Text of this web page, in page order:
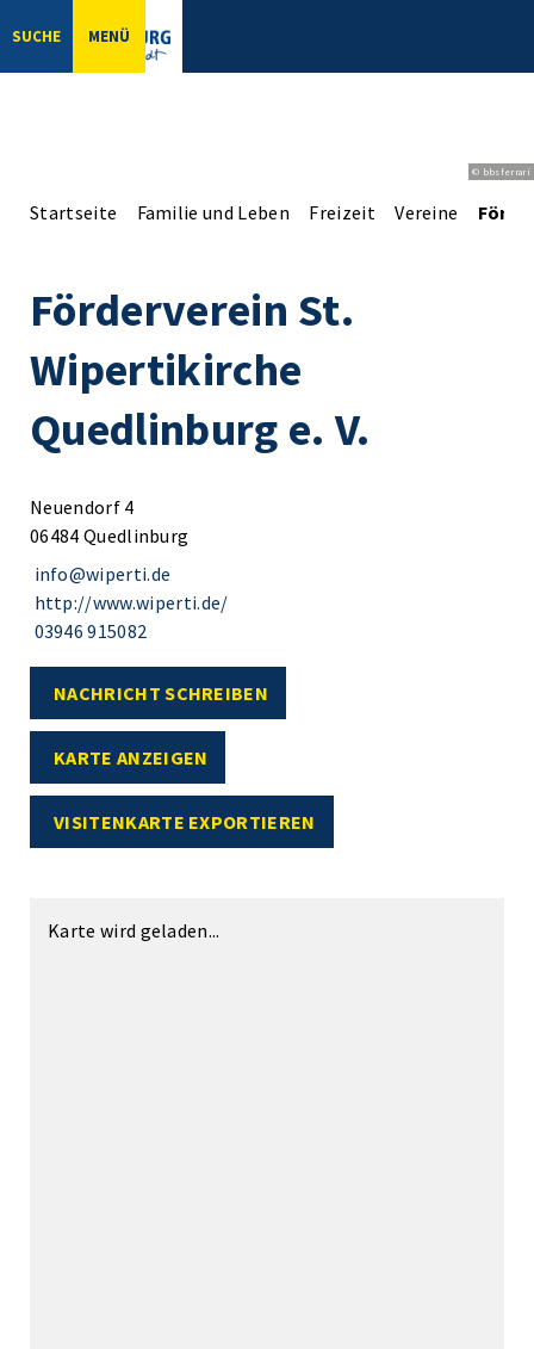
SUCHE MENÜ
© bbsferrari
Startseite Familie und Leben Freizeit Vereine
Förderverein St.
Wipertikirche
Quedlinburg e. V.
Neuendorf 4
06484 Quedlinburg
info@wiperti.de
http://www.wiperti.de/
03946 915082
NACHRICHT SCHREIBEN
KARTE ANZEIGEN
VISITENKARTE EXPORTIEREN
Karte wird geladen...